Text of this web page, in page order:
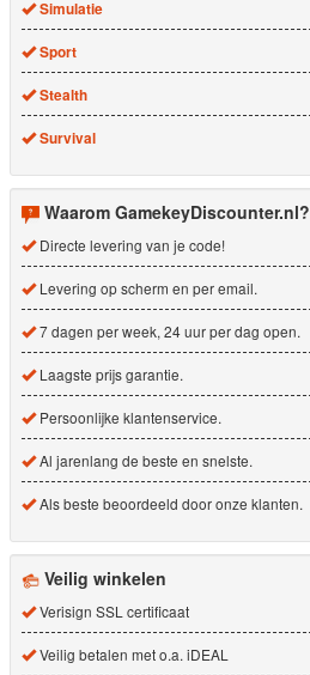
Simulatie
Sport
Stealth
Survival
Waarom GamekeyDiscounter.nl?
Directe levering van je code!
Levering op scherm en per email.
7 dagen per week, 24 uur per dag open.
Laagste prijs garantie.
Persoonlijke klantenservice.
Al jarenlang de beste en snelste.
Als beste beoordeeld door onze klanten.
Veilig winkelen
Verisign SSL certificaat
Veilig betalen met o.a. iDEAL